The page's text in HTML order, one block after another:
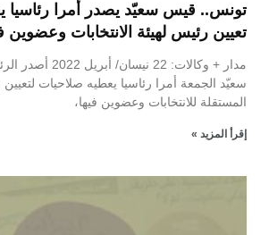
تونس.. قيس سعيّد يصدر أمرا رئاسيا
تعيين رئيس لهيئة الانتخابات وعضوين
مدار + وكالات: 22
سعيّد الجمعة أمرا رئاسيا يعطيه صلاحيات لتعيين
المستقلة للانتخابات وعضوين فيها،
إقرأ المزيد »